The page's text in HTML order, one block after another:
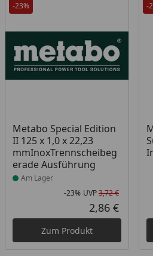
-23%
Metabo Special Edition
II 125 x 1,0 x 22,23
mmInoxTrennscheibeg
erade Ausführung
Produkt am Lager
Am Lager
Rabatt
-23% UVP3,72 €
2,86 €
Zum Produkt
-